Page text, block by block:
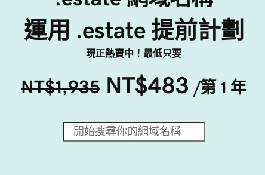
運用 .estate 提前計劃
現正熱賣中！最低只要
NT$1,935 NT$483 /第 1 年